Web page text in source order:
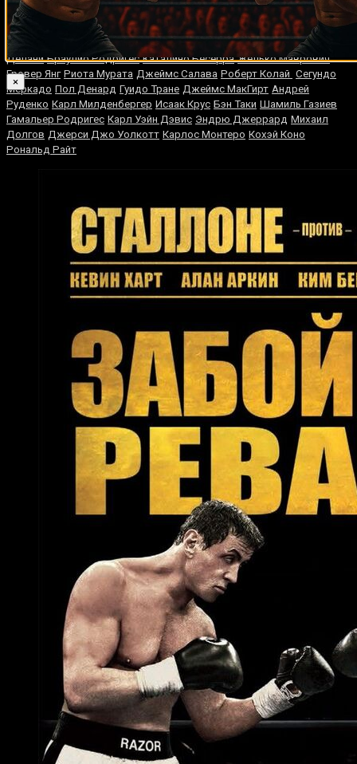
Бергман
Тони Менефи Грег Пикром Хосе Котто Питер Бакли
Винсент
Ховард
Аран Дипаен Мустафа Хамшо Жак Леблан Бен Арагон
Найджи Шахид
Ли Воок Ки Джессика Андраде Хесус Чавес
Делани Браулио Родригес Каталино Бесерра Желько Маврович
Гровер Янг Риота Мурата Джеймс Салава Роберт Колай Сегундо
Меркадо Пол Денард Гуидо Тране Джеймс МакГирт Андрей
Руденко Карл Милденбергер Исаак Крус Бэн Таки Шамиль Газиев
Гамальер Родригес Карл Уэйн Дэвис Эндрю Джеррард Михаил
Долгов Джерси Джо Уолкотт Карлос Монтеро Кохэй Коно
Рональд Райт
×